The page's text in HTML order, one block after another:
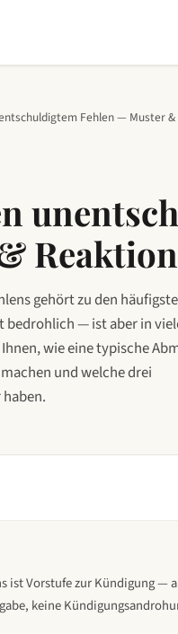
Fehlen — Muster
Reaktion
gehört zu den
— ist aber in
wie eine typische
und welche drei
ist Vorstufe zur Kündigung —
keine